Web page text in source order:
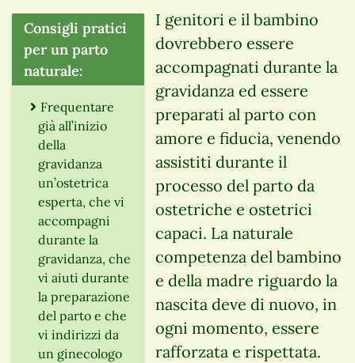
Consigli pratici
per un parto
naturale:
Frequentare
già all’inizio
della
gravidanza
un’ostetrica
esperta, che vi
accompagni
durante la
gravidanza, che
vi aiuti durante
la preparazione
del parto e che
vi indirizzi da
un ginecologo
I genitori e il bambino
dovrebbero essere
accompagnati durante la
gravidanza ed essere
preparati al parto con
amore e fiducia, venendo
assistiti durante il
processo del parto da
ostetriche e ostetrici
capaci. La naturale
competenza del bambino
e della madre riguardo la
nascita deve di nuovo, in
ogni momento, essere
rafforzata e rispettata.